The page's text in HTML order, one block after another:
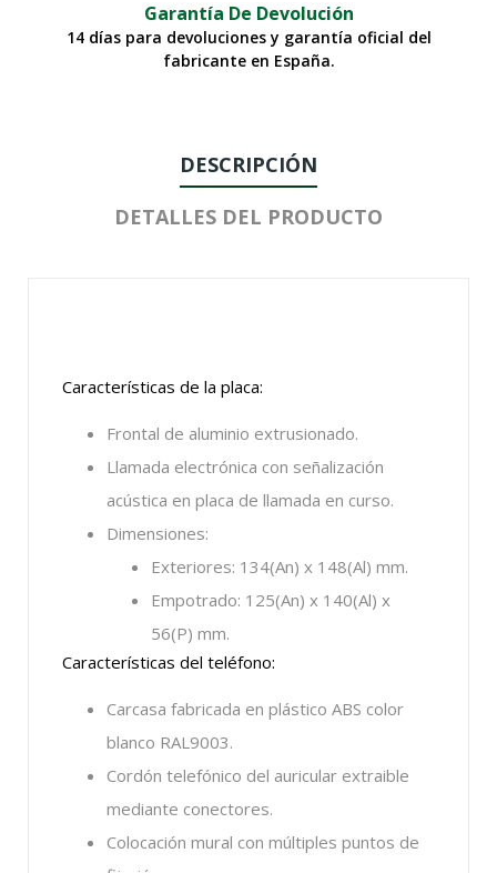
Garantía De Devolución
14 días para devoluciones y garantía oficial del
fabricante en España.
DESCRIPCIÓN
DETALLES DEL PRODUCTO
Características de la placa:
Frontal de aluminio extrusionado.
Llamada electrónica con señalización
acústica en placa de llamada en curso.
Dimensiones:
Exteriores: 134(An) x 148(Al) mm.
Empotrado: 125(An) x 140(Al) x
56(P) mm.
Características del teléfono:
Carcasa fabricada en plástico ABS color
blanco RAL9003.
Cordón telefónico del auricular extraible
mediante conectores.
Colocación mural con múltiples puntos de